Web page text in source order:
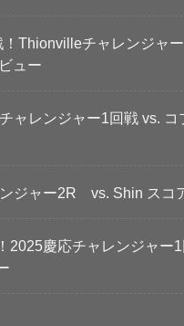
Thionvilleチャレンジャ
ュー
ャレンジャー1回戦 vs. コ
ジャー2R vs. Shin スコ
2025慶応チャレンジャー